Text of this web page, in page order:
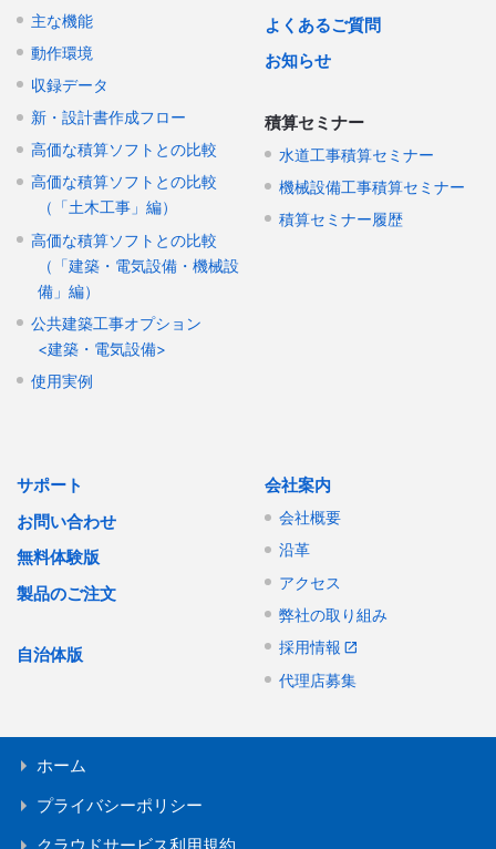
主な機能
動作環境
収録データ
新・設計書作成フロー
高価な積算ソフトとの比較
高価な積算ソフトとの比較
（「土木工事」編）
高価な積算ソフトとの比較
（「建築・電気設備・機械設
備」編）
公共建築工事オプション
<建築・電気設備>
使用実例
よくあるご質問
お知らせ
積算セミナー
水道工事積算セミナー
機械設備工事積算セミナー
積算セミナー履歴
サポート
お問い合わせ
無料体験版
製品のご注文
自治体版
会社案内
会社概要
沿革
アクセス
弊社の取り組み
採用情報
代理店募集
ホーム
プライバシーポリシー